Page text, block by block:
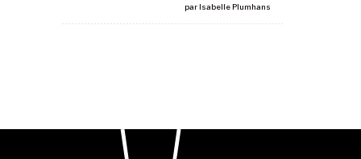
parIsabelle Plumhans